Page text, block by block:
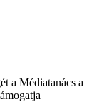
a Médiatanács a